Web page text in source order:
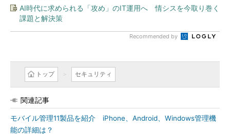
AI時代に求められる「攻め」のIT運用へ 情シスを今取り巻く
課題と解決策
Recommended by
トップ セキュリティ
関連記事
モバイル管理11製品を紹介 iPhone、Android、Windows管理機
能の詳細は？